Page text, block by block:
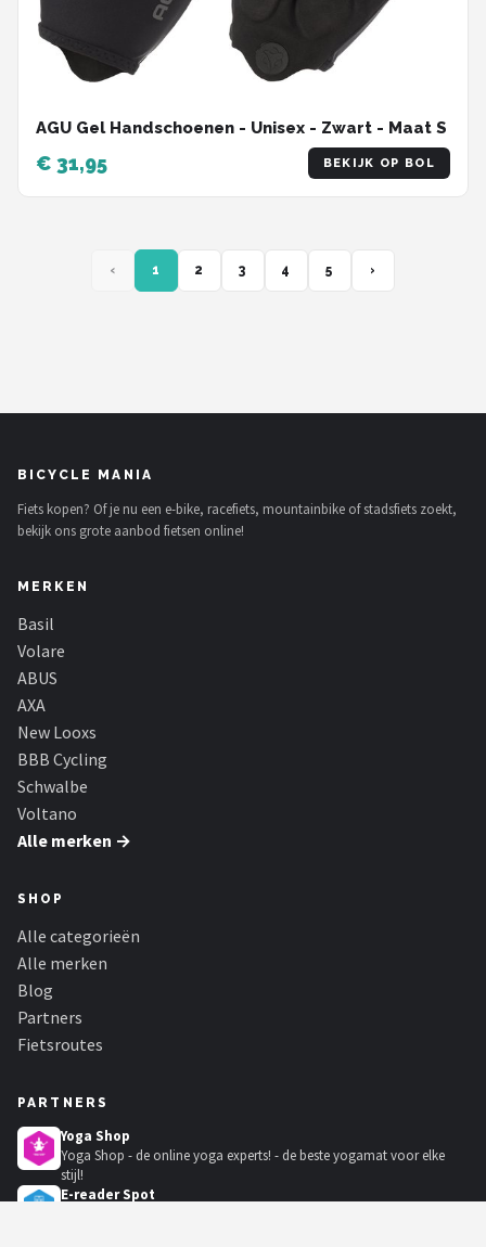
AGU Gel Handschoenen - Unisex - Zwart - Maat S
€ 31,95 BEKIJK OP BOL
‹ 1 2 3 4 5 ›
BICYCLE MANIA
Fiets kopen? Of je nu een e-bike, racefiets, mountainbike of stadsfiets zoekt,
bekijk ons grote aanbod fietsen online!
MERKEN
Basil
Volare
ABUS
AXA
New Looxs
BBB Cycling
Schwalbe
Voltano
Alle merken →
SHOP
Alle categorieën
Alle merken
Blog
Partners
Fietsroutes
PARTNERS
Yoga Shop
Yoga Shop - de online yoga experts! - de beste yogamat voor elke
stijl!
E-reader Spot